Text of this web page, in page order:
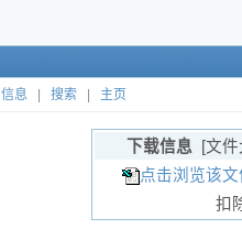
信息 搜索 主页
下载信息 [文件
点击浏览该
扣